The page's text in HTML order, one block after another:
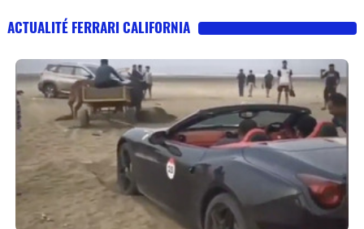
ACTUALITÉ FERRARI CALIFORNIA